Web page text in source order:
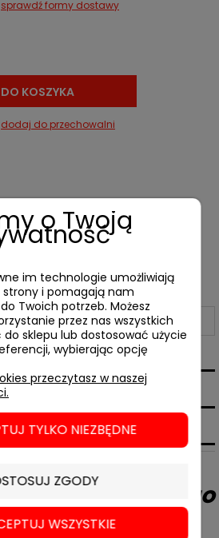
sprawdź formy dostawy
DO KOSZYKA
dodaj do przechowalni
kosztów płatności
Czas starego
o Twoją
im technologie umożliwiają
strony i pomagają nam
Twoich potrzeb. Możesz
przez nas wszystkich
do sklepu lub dostosować użycie
wybierając opcję
przeczytasz w naszej
TYLKO NIEZBĘDNE
ZGODY
WSZYSTKIE